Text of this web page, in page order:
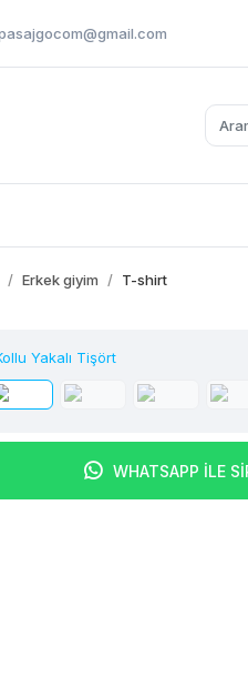
Erkek giyim T-shirt
WHATSAPP İLE